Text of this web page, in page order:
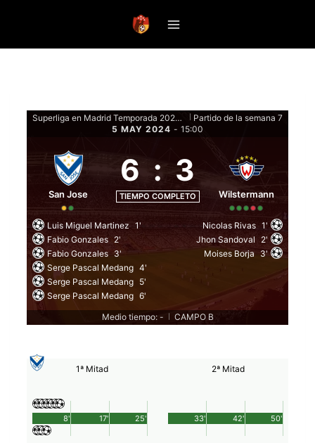
Superliga en Madrid Temporada 2024 - Fase de grupos
Partido de la semana 7
5 MAY 2024 - 15:00
San Jose
6 : 3
TIEMPO COMPLETO Wilstermann
Luis Miguel Martinez 1'
Fabio Gonzales 2'
Fabio Gonzales 3'
Serge Pascal Medang 4'
Serge Pascal Medang 5'
Serge Pascal Medang 6'
Nicolas Rivas 1'
Jhon Sandoval 2'
Moises Borja
3'
Medio tiempo: - CAMPO B
1ª Mitad
25'
8' 17'
2ª Mitad
50'
33' 42'